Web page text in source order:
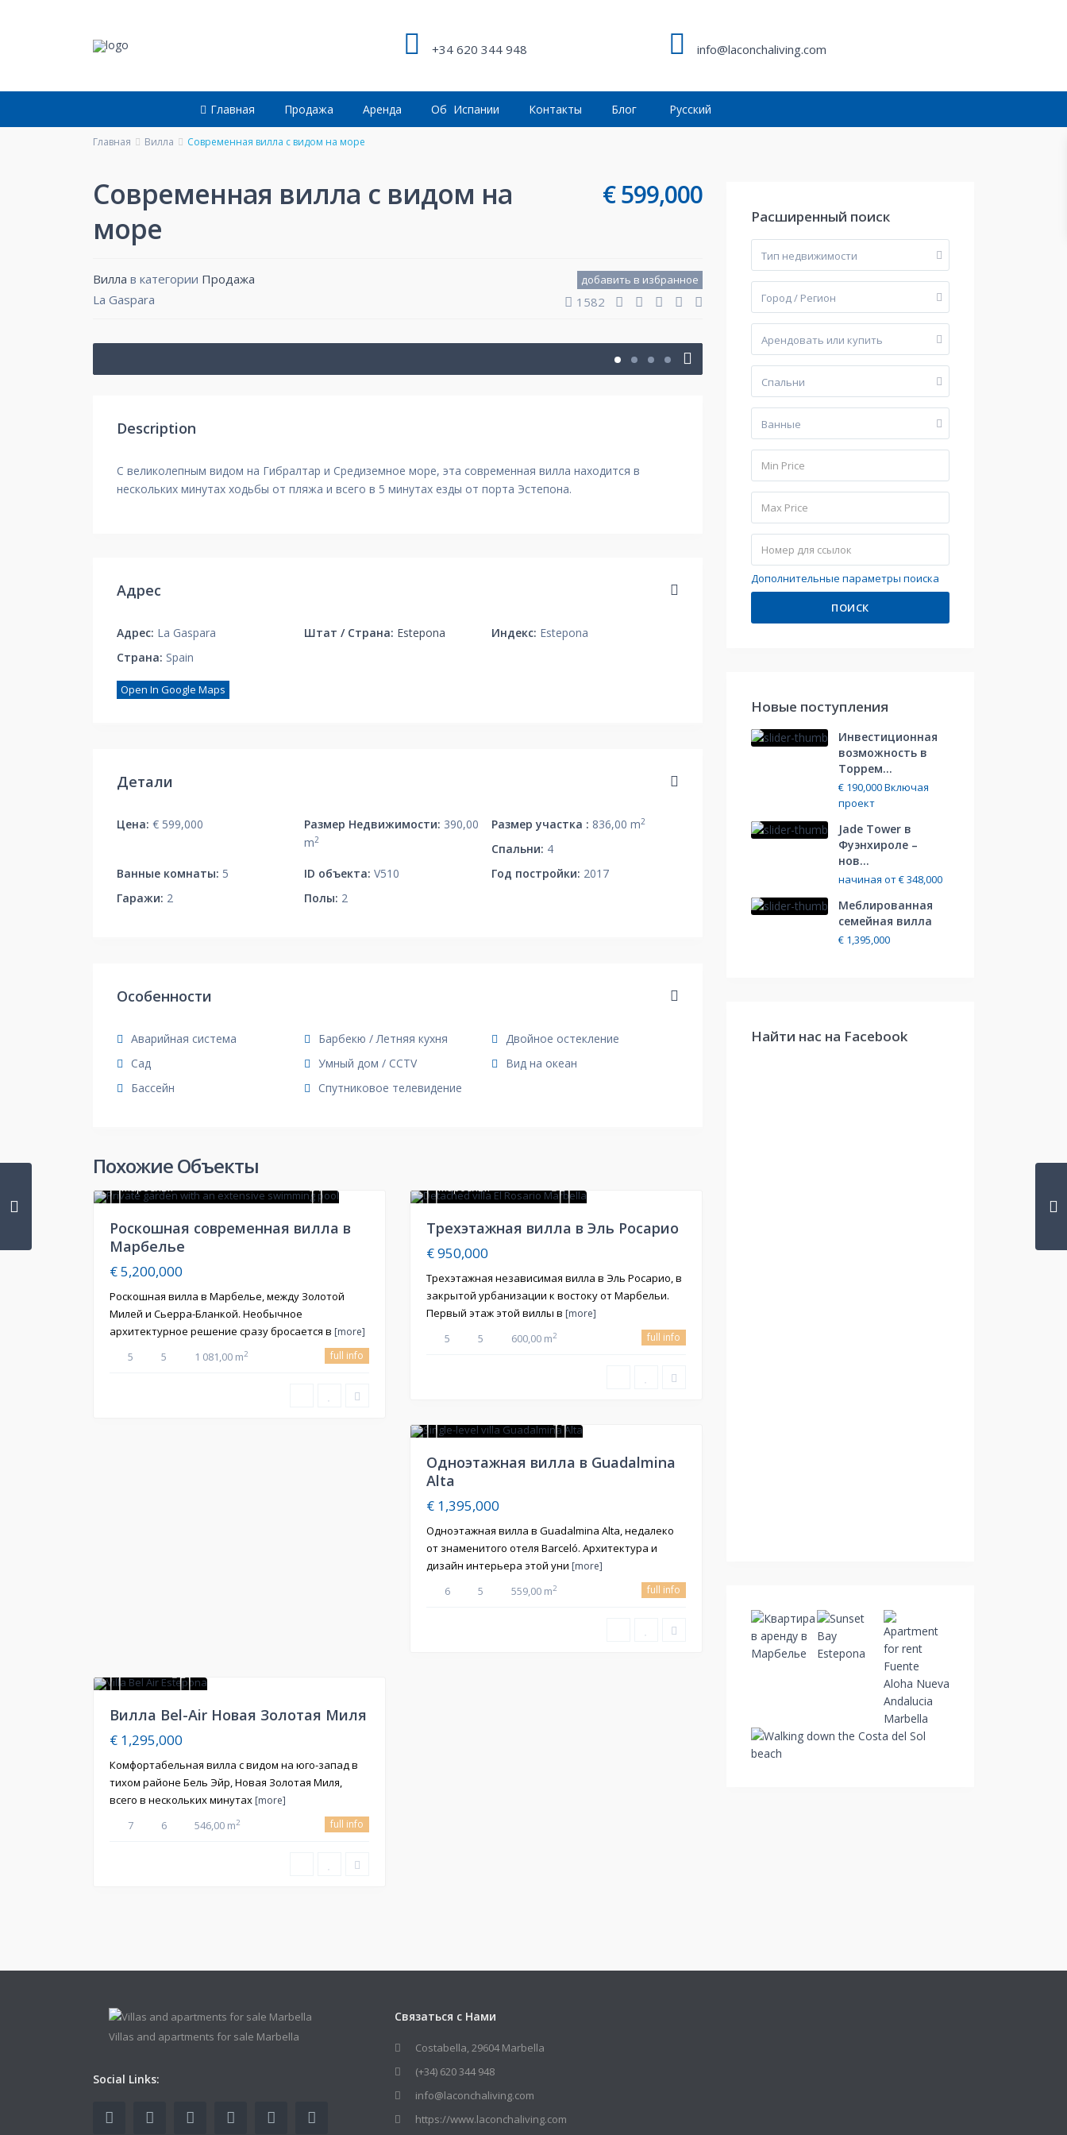
+34 620 344 948 info@laconchaliving.com
Главная Продажа Аренда Об Испании Контакты Блог Русский
Главная Bилла Современная вилла с видом на море
Современная вилла с видом на
море
€ 599,000
Bилла в категории Продажа
La Gaspara
добавить в избранное
1582
Description
С великолепным видом на Гибралтар и Средиземное море, эта современная вилла находится в
нескольких минутах ходьбы от пляжа и всего в 5 минутах езды от порта Эстепона.
Адрес
Адрес: La Gaspara Штат / Страна: Estepona Индекс: Estepona
Страна: Spain
Open In Google Maps
Детали
Цена: € 599,000 Размер Недвижимости: 390,00
m2
Размер участка : 836,00 m2
Спальни: 4
Ванные комнаты: 5 ID объекта: V510 Год постройки: 2017
Гаражи: 2 Полы: 2
Особенности
Аварийная система Барбекю / Летняя кухня
Двойное остекление
Сад
Умный дом / CCTV
Вид на океан
Бассейн
Спутниковое телевидение
Похожие Объекты
7
Марбелья
Роскошная современная вилла в
Марбелье
€ 5,200,000
Роскошная вилла в Марбелье, между Золотой
Милей и Сьерра-Бланкой. Необычное
архитектурное решение сразу бросается в [more]
5 5 1 081,00 m2 full info
21
Марбелья
Price Reduced
Трехэтажная вилла в Эль Росарио
€ 950,000
Трехэтажная независимая вилла в Эль Росарио, в
закрытой урбанизации к востоку от Марбельи.
Первый этаж этой виллы в [more]
5 5 600,00 m2 full info
2
Oдноэтажная вилла в Guadalmina
Alta
€ 1,395,000
Одноэтажная вилла в Guadalmina Alta, недалеко
от знаменитого отеля Barceló. Архитектура и
дизайн интерьера этой уни [more]
6 5 559,00 m2 full info
21
Вилла Bel-Air Новая Золотая Миля
€ 1,295,000
Комфортабельная вилла с видом на юго-запад в
тихом районе Бель Эйр, Новая Золотая Миля,
всего в нескольких минутах [more]
7 6 546,00 m2 full info
Расширенный поиск
Тип недвижимости
Город / Регион
Арендовать или купить
Cпальни
Bанные
Дополнительные параметры поиска
ПОИСК
Hовые поступления
Инвестиционная
возможность в
Торрем...
€ 190,000Включая
проект
Jade Tower в
Фуэнхироле –
нов...
начиная от€ 348,000
Меблированная
cемейная вилла
€ 1,395,000
Найти нас на Facebook
Villas and apartments for sale Marbella
Social Links:
Связаться с Нами
Costabella, 29604 Marbella
(+34) 620 344 948
info@laconchaliving.com
https://www.laconchaliving.com